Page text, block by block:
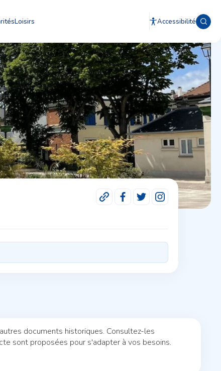
Loisirs Accessibilité
documents historiques. Consultez-les
sont proposées pour s'adapter à vos besoins.